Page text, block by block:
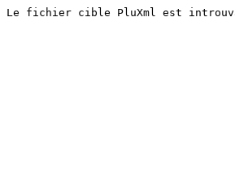
Le fichier cible PluXml est